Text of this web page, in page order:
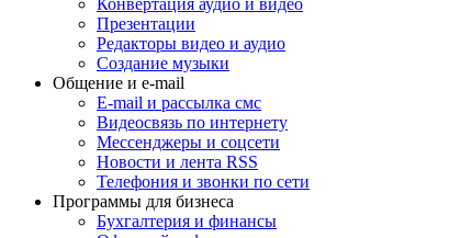
Конвертация аудио и видео
Презентации
Редакторы видео и аудио
Создание музыки
Общение и e-mail
E-mail и рассылка смс
Видеосвязь по интернету
Мессенджеры и соцсети
Новости и лента RSS
Телефония и звонки по сети
Программы для бизнеса
Бухгалтерия и финансы